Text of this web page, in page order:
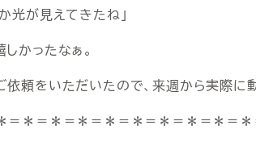
光が見えてきたね」
かったなぁ。
依頼をいただいたので、来週から実際に
＝＊＝＊＝＊＝＊＝＊＝＊＝＊＝＊＝